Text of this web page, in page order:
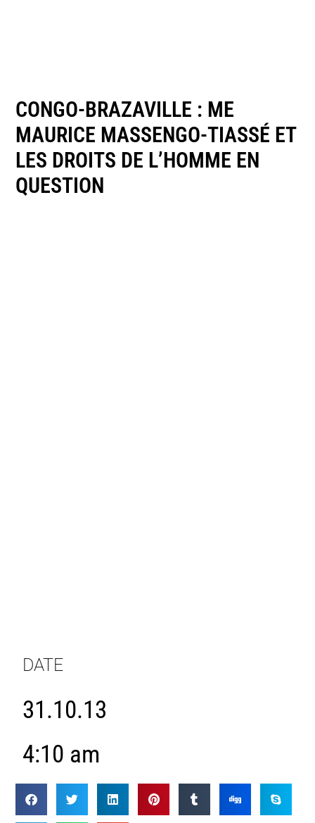
CONGO-BRAZAVILLE : ME
MAURICE MASSENGO-TIASSÉ ET
LES DROITS DE L’HOMME EN
QUESTION
DATE
31.10.13
4:10 am